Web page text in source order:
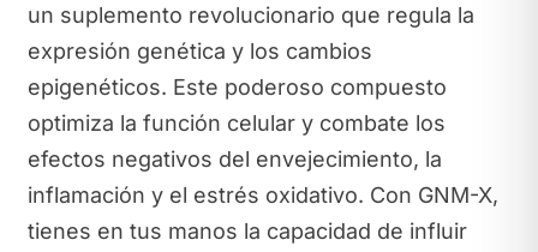
un suplemento revolucionario que regula la
expresión genética y los cambios
epigenéticos. Este poderoso compuesto
optimiza la función celular y combate los
efectos negativos del envejecimiento, la
inflamación y el estrés oxidativo. Con GNM-X,
tienes en tus manos la capacidad de influir